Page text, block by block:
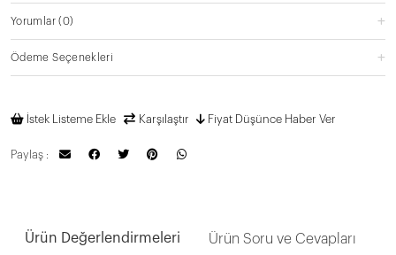
Yorumlar(0)
Ödeme Seçenekleri
İstek Listeme Ekle Karşılaştır Fiyat Düşünce Haber Ver
Paylaş :
Ürün Değerlendirmeleri Ürün Soru ve Cevapları